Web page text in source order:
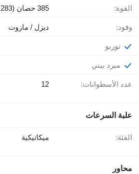
القوة: 385 حصان (283 kW)
وقود: ديزل / مازوت
توربو
مبرد بيني
عدد الأسطوانات: 12
علبة السرعات
الفئة: ميكانيكية
محاور